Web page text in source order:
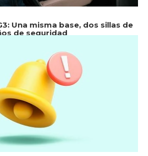
Una misma base, dos sillas de
de seguridad